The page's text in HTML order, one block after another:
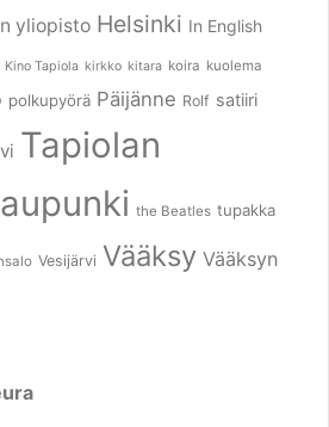
yliopisto Helsinki In English
Kino Tapiola kirkko kitara koira kuolema
polkupyörä Päijänne Rolf satiiri
Tapiolan
the Beatles tupakka
Vesijärvi Vääksy Vääksyn